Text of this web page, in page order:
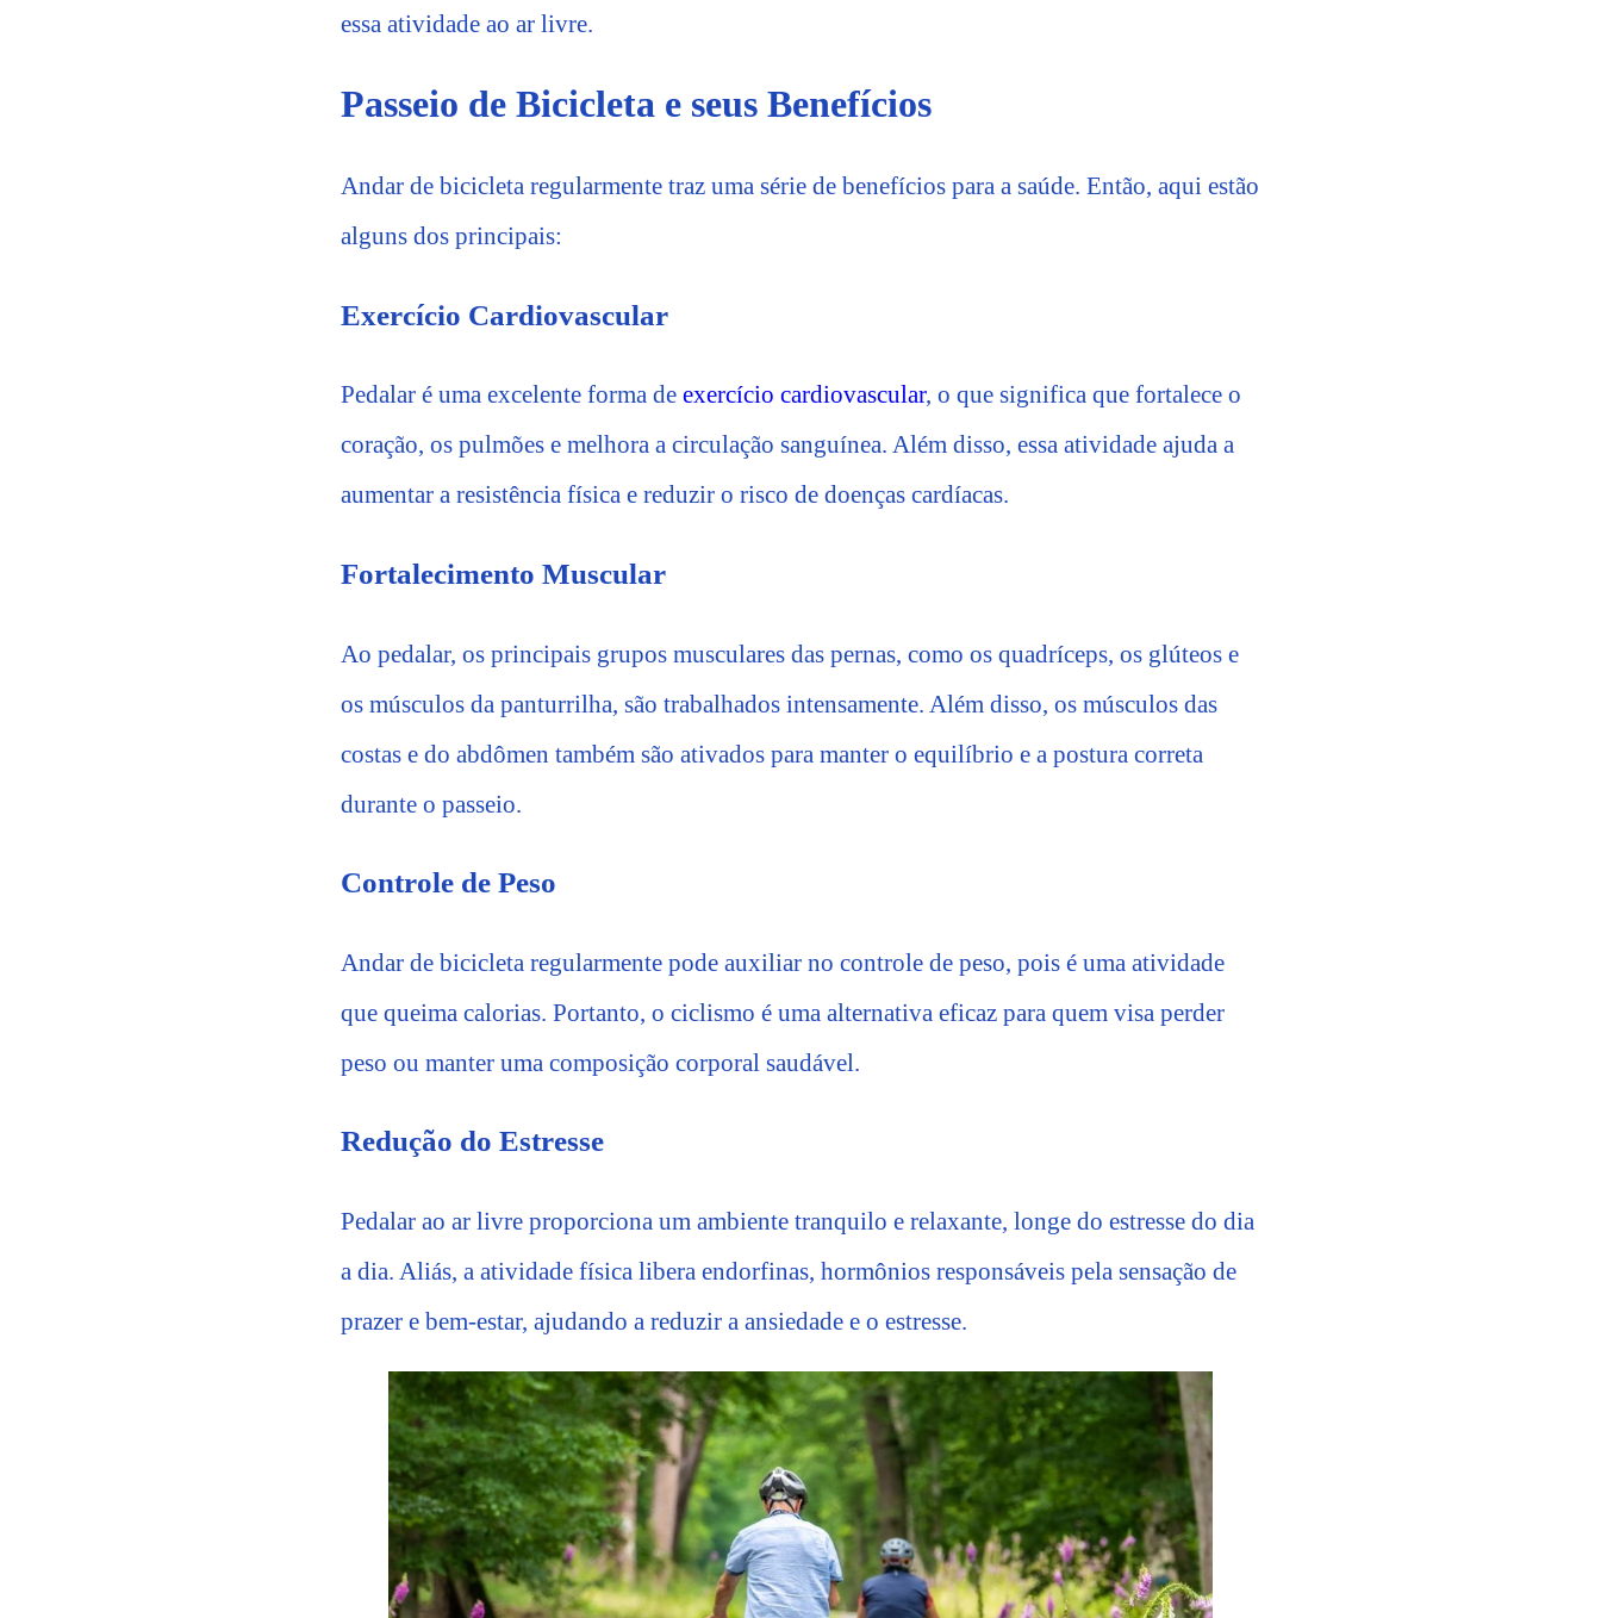
essa atividade ao ar livre.
Passeio de Bicicleta e seus Benefícios
Andar de bicicleta regularmente traz uma série de benefícios para a saúde. Então, aqui estão
alguns dos principais:
Exercício Cardiovascular
Pedalar é uma excelente forma de exercício cardiovascular, o que significa que fortalece o
coração, os pulmões e melhora a circulação sanguínea. Além disso, essa atividade ajuda a
aumentar a resistência física e reduzir o risco de doenças cardíacas.
Fortalecimento Muscular
Ao pedalar, os principais grupos musculares das pernas, como os quadríceps, os glúteos e
os músculos da panturrilha, são trabalhados intensamente. Além disso, os músculos das
costas e do abdômen também são ativados para manter o equilíbrio e a postura correta
durante o passeio.
Controle de Peso
Andar de bicicleta regularmente pode auxiliar no controle de peso, pois é uma atividade
que queima calorias. Portanto, o ciclismo é uma alternativa eficaz para quem visa perder
peso ou manter uma composição corporal saudável.
Redução do Estresse
Pedalar ao ar livre proporciona um ambiente tranquilo e relaxante, longe do estresse do dia
a dia. Aliás, a atividade física libera endorfinas, hormônios responsáveis pela sensação de
prazer e bem-estar, ajudando a reduzir a ansiedade e o estresse.